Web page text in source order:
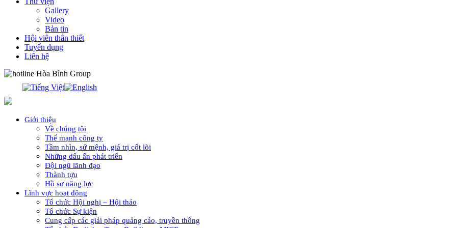
Gallery
Video
Bản tin
Hội viên thân thiết
Tuyển dụng
Liên hệ
Giới thiệu
Về chúng tôi
Thế mạnh công ty
Tầm nhìn, sứ mệnh, giá trị cốt lõi
Những dấu ấn phát triển
Đội ngũ lãnh đạo
Thành tựu
Hồ sơ năng lực
Lĩnh vực hoạt động
Tổ chức Hội nghị – Hội thảo
Tổ chức Sự kiện
Cung cấp các giải pháp quảng cáo, truyền thông